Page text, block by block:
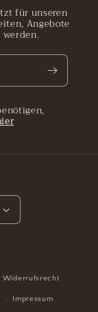
für unseren
Angebote
Widerrufsrecht
Impressum